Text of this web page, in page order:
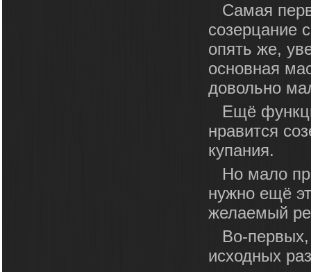
Самая
созерцание
опять же,
основная
довольно
Ещё
нравится
купания.
Но мало
нужно ещё
желаемый
Во-
исходных